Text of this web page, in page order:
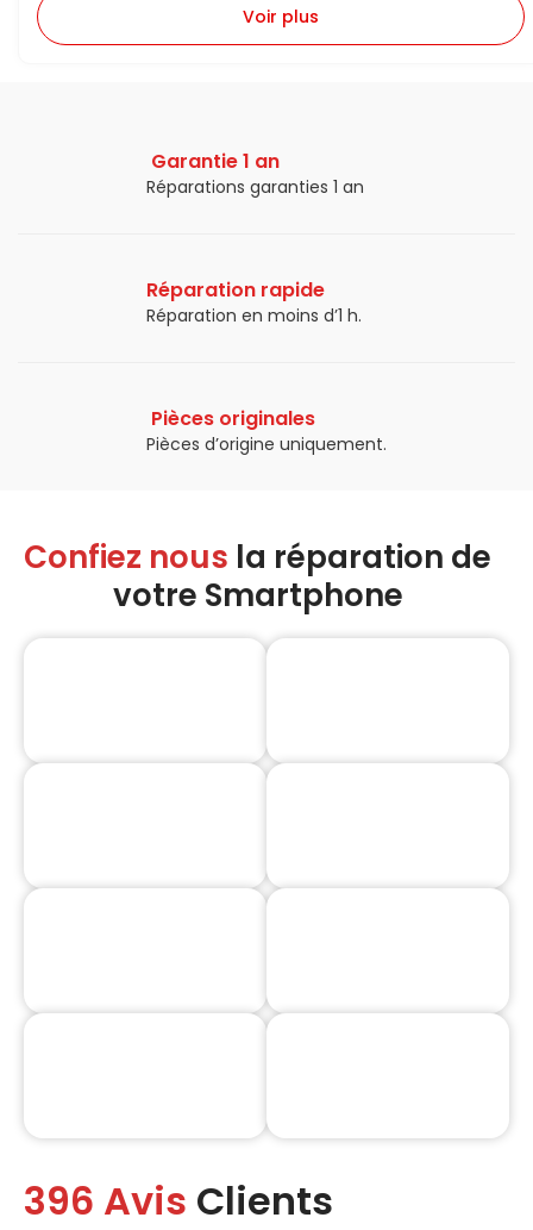
Voir plus
Garantie 1 an
Réparations garanties 1 an​
Réparation rapide
Réparation en moins d’1 h.​
Pièces originales
Pièces d’origine uniquement.​
Confiez nous la réparation de
votre Smartphone
396 Avis Clients